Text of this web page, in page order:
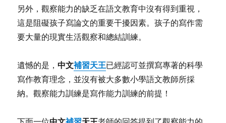
另外，觀察能力的缺乏在語文教育中沒有得到重視，
這是阻礙孩子寫論文的重要干擾因素。孩子的寫作需
要大量的現實生活觀察和總結訓練。
遺憾的是，中文補習天王已經認可並撰寫專著的科學
寫作教育理念，並沒有被大多數小學語文教師所採
納。觀察能力訓練是寫作能力訓練的前提！